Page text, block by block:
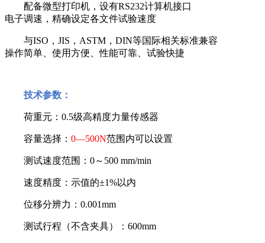
配备微型打印机，设有RS232计算机接口
电子调速，精确设定各文件试验速度
与ISO ， JIS ， ASTM ， DIN等国际相关标准兼容
操作简单、使用方便、性能可靠、试验快捷
技术参数：
荷重元： 0.5级高精度力量传感器
容量选择： 0—500N范围内可以设置
测试速度范围： 0～ 500 mm/min
速度精度：示值的±1%以内
位移分辨力： 0.001mm
测试行程（不含夹具）： 600mm